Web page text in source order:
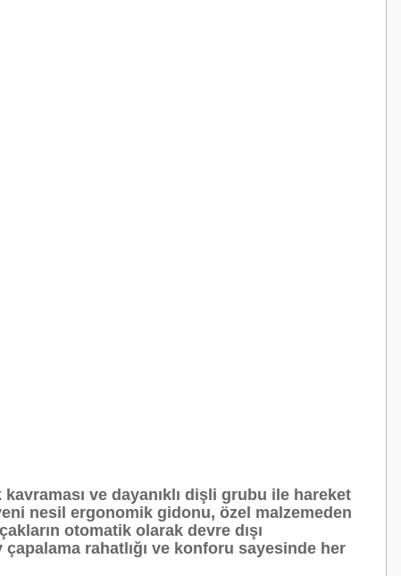
ve dayanıklı dişli grubu ile hareket
nesil ergonomik gidonu, özel malzemeden
otomatik olarak devre dışı
çapalama rahatlığı ve konforu sayesinde her